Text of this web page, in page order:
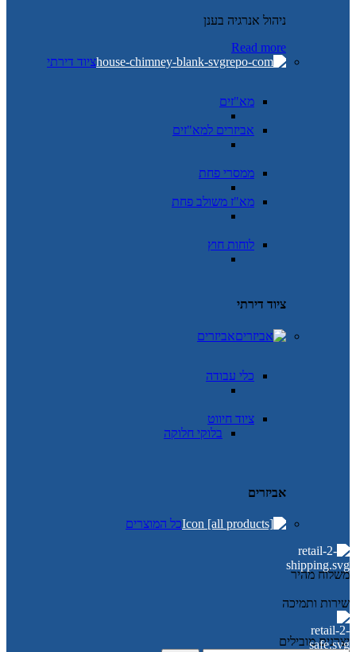
ניהול אנרגיה בענן
Read more
ציוד דירתי
מא"זים
אביזרים למא"זים
ממסרי פחת
מא"ז משולב פחת
לוחות חוץ
ציוד דירתי
אביזרים
כלי עבודה
ציוד חיווט
בלוקי חלוקה
אביזרים
כל המוצרים
משלוח מהיר
שירות ותמיכה
יצרנים מובילים